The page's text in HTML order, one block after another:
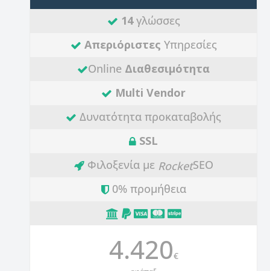
14γλώσσες
Απεριόριστες Υπηρεσίες
Online Διαθεσιμότητα
Multi Vendor
Δυνατότητα προκαταβολής
SSL
Φιλοξενία με RocketSEO
0% προμήθεια
4.420€